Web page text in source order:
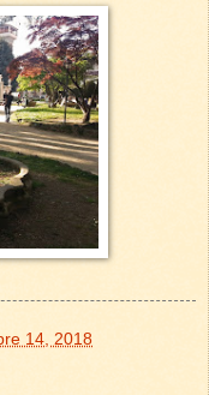
14, 2018